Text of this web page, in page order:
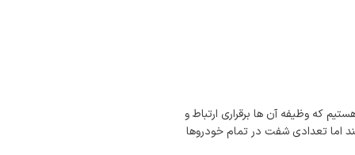
که وظیفه آن ها برقراری ارتباط و
اما تعدادی شفت در تمام خودروها